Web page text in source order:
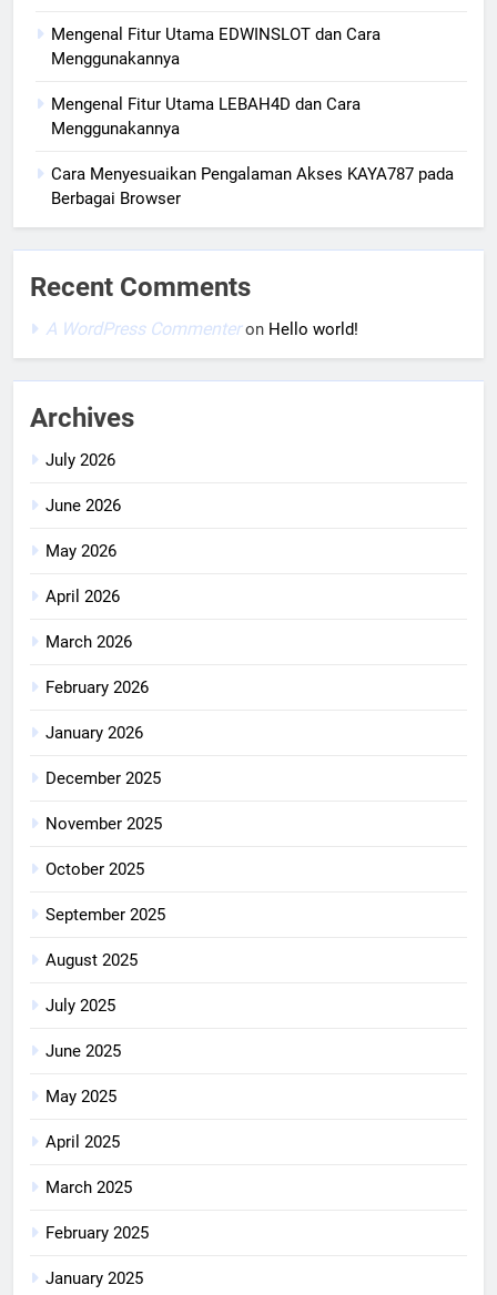
Mengenal Fitur Utama EDWINSLOT dan Cara
Menggunakannya
Mengenal Fitur Utama LEBAH4D dan Cara
Menggunakannya
Cara Menyesuaikan Pengalaman Akses KAYA787 pada
Berbagai Browser
Recent Comments
A WordPress Commenteron Hello world!
Archives
July 2026
June 2026
May 2026
April 2026
March 2026
February 2026
January 2026
December 2025
November 2025
October 2025
September 2025
August 2025
July 2025
June 2025
May 2025
April 2025
March 2025
February 2025
January 2025